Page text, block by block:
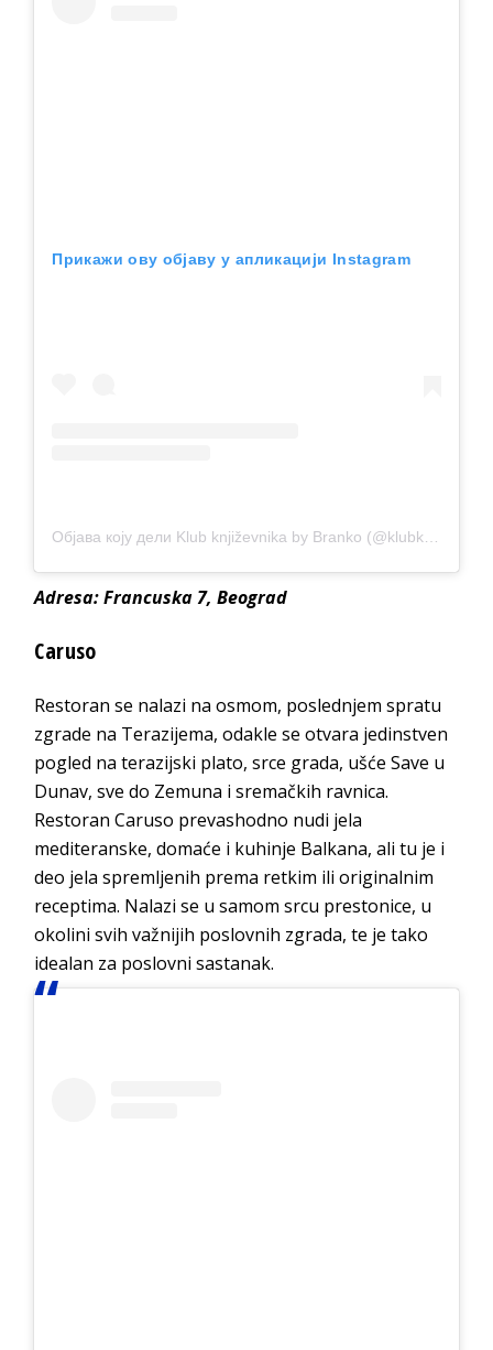
Прикажи ову објаву у апликацији Instagram
Adresa: Francuska 7, Beograd
Caruso
Restoran se nalazi na osmom, poslednjem spratu
zgrade na Terazijema, odakle se otvara jedinstven
pogled na terazijski plato, srce grada, ušće Save u
Dunav, sve do Zemuna i sremačkih ravnica.
Restoran Caruso prevashodno nudi jela
mediteranske, domaće i kuhinje Balkana, ali tu je i
deo jela spremljenih prema retkim ili originalnim
receptima. Nalazi se u samom srcu prestonice, u
okolini svih važnijih poslovnih zgrada, te je tako
idealan za poslovni sastanak.